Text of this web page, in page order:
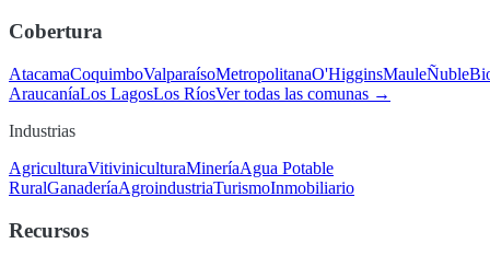
Cobertura
AtacamaCoquimboValparaísoMetropolitanaO'HigginsMauleÑuble
AraucaníaLos LagosLos RíosVer todas las comunas →
Industrias
AgriculturaVitiviniculturaMineríaAgua Potable
RuralGanaderíaAgroindustriaTurismoInmobiliario
Recursos